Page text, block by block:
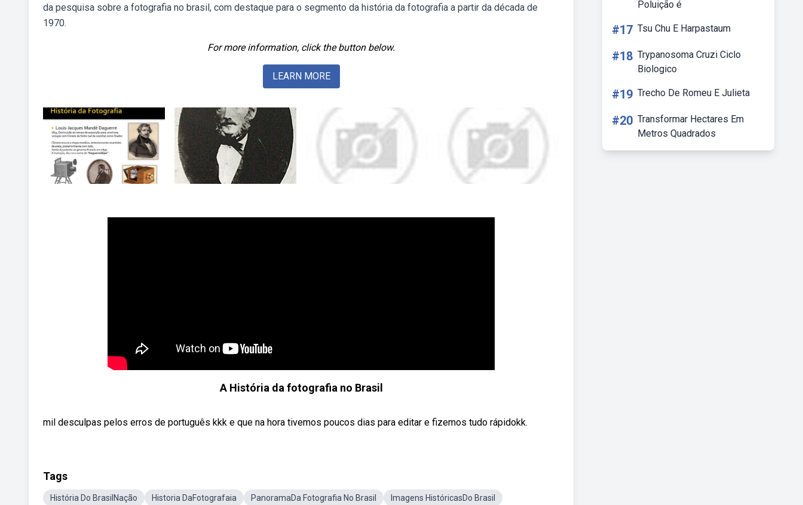
da pesquisa sobre a fotografia no brasil, com destaque para o segmento da história da fotografia a partir da década de
1970.
For more information, click the button below.
LEARN MORE
A História da fotografia no Brasil
mil desculpas pelos erros de português kkk e que na hora tivemos poucos dias para editar e fizemos tudo rápidokk.
Tags
História Do BrasilNação Historia DaFotografaia PanoramaDa Fotografia No Brasil
Imagens HistóricasDo Brasil
Poluição é
#17 Tsu Chu E Harpastaum
#18 Trypanosoma Cruzi Ciclo
Biologico
#19 Trecho De Romeu E Julieta
#20 Transformar Hectares Em
Metros Quadrados